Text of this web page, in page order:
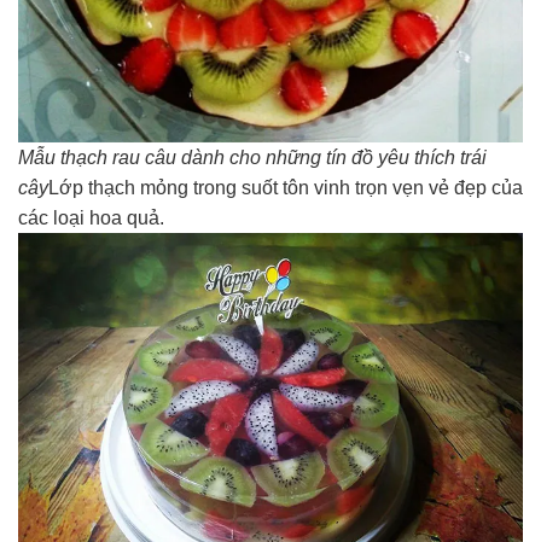
Mẫu thạch rau câu dành cho những tín đồ yêu thích trái
câyLớp thạch mỏng trong suốt tôn vinh trọn vẹn vẻ đẹp của
các loại hoa quả.